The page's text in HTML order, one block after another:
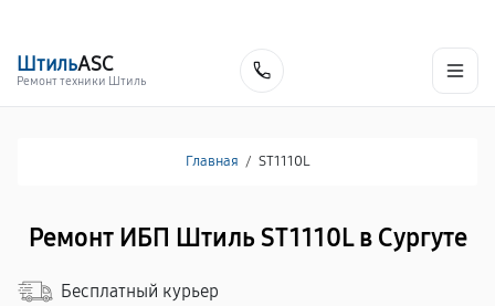
ШтильASC
Ремонт техники Штиль
Главная / ST1110L
Ремонт ИБП Штиль ST1110L в Сургуте
Бесплатный курьер